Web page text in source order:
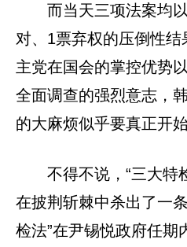
而当天三项法案均
对、1票弃权的压倒性
主党在国会的掌控优势
全面调查的强烈意志，
的大麻烦似乎要真正开始
不得不说，“三大特
在披荆斩棘中杀出了一
检法”在尹锡悦政府任期